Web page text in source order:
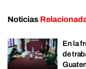
Noticias
En la
de